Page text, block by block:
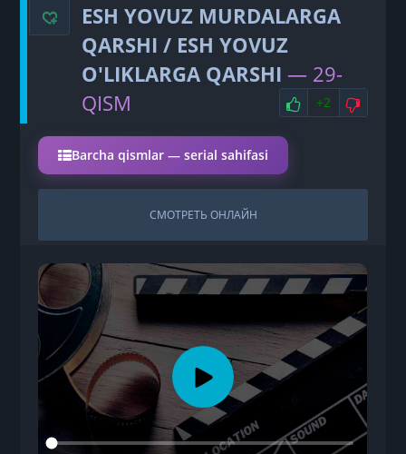
ESH YOVUZ MURDALARGA
QARSHI / ESH YOVUZ
O'LIKLARGA QARSHI — 29-
QISM
НРАВИТСЯ
+2 НЕ
Barcha qismlar — serial sahifasi
СМОТРЕТЬ ОНЛАЙН